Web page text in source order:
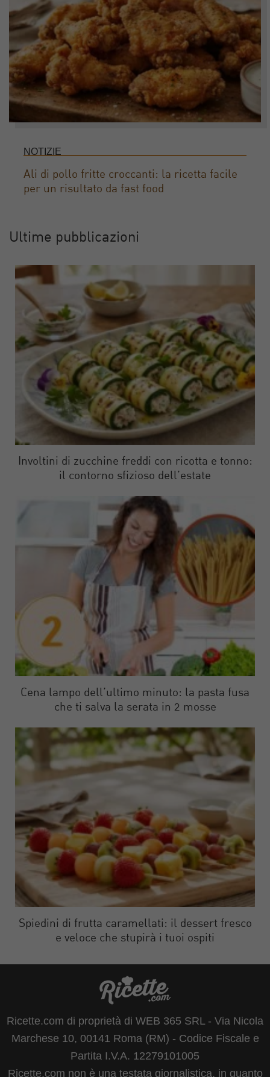
NOTIZIE
Ali di pollo fritte croccanti: la ricetta facile
per un risultato da fast food
Ultime pubblicazioni
Involtini di zucchine freddi con ricotta e tonno:
il contorno sfizioso dell’estate
Cena lampo dell’ultimo minuto: la pasta fusa
che ti salva la serata in 2 mosse
Spiedini di frutta caramellati: il dessert fresco
e veloce che stupirà i tuoi ospiti
Ricette.com di proprietà di WEB 365 SRL - Via Nicola
Marchese 10, 00141 Roma (RM) - Codice Fiscale e
Partita I.V.A. 12279101005
Ricette.com non è una testata giornalistica, in quanto